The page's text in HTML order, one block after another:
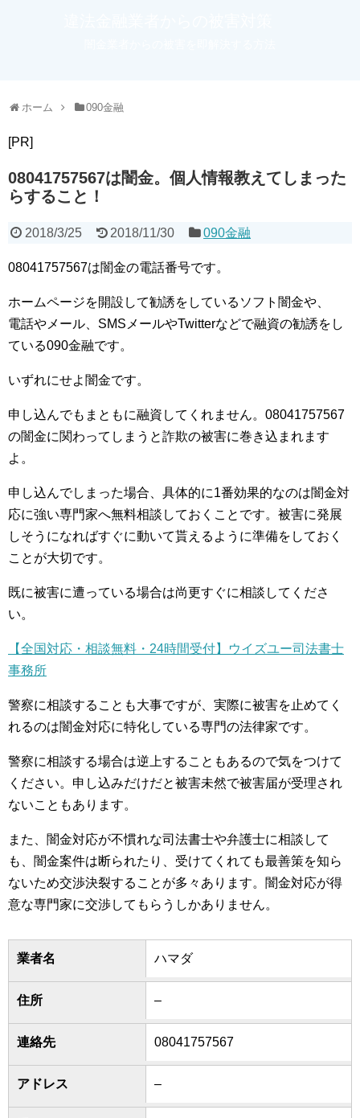
ホーム 090金融
[PR]
08041757567は闇金。個人情報教えてしまった
らすること！
2018/3/25 2018/11/30 090金融
08041757567は闇金の電話番号です。
ホームページを開設して勧誘をしているソフト闇金や、
電話やメール、SMSメールやTwitterなどで融資の勧誘をし
ている090金融です。
いずれにせよ闇金です。
申し込んでもまともに融資してくれません。08041757567
の闇金に関わってしまうと詐欺の被害に巻き込まれます
よ。
申し込んでしまった場合、具体的に1番効果的なのは闇金対
応に強い専門家へ無料相談しておくことです。被害に発展
しそうになればすぐに動いて貰えるように準備をしておく
ことが大切です。
既に被害に遭っている場合は尚更すぐに相談してくださ
い。
【全国対応・相談無料・24時間受付】ウイズユー司法書士
事務所
警察に相談することも大事ですが、実際に被害を止めてく
れるのは闇金対応に特化している専門の法律家です。
警察に相談する場合は逆上することもあるので気をつけて
ください。申し込みだけだと被害未然で被害届が受理され
ないこともあります。
また、闇金対応が不慣れな司法書士や弁護士に相談して
も、闇金案件は断られたり、受けてくれても最善策を知ら
ないため交渉決裂することが多々あります。闇金対応が得
意な専門家に交渉してもらうしかありません。
業者名 ハマダ
住所 –
連絡先 08041757567
アドレス –